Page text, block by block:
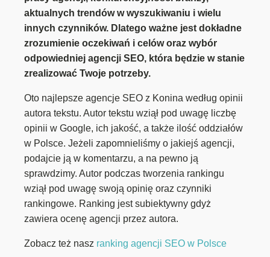
aktualnych trendów w wyszukiwaniu i wielu
innych czynników. Dlatego ważne jest dokładne
zrozumienie oczekiwań i celów oraz wybór
odpowiedniej agencji SEO, która będzie w stanie
zrealizować Twoje potrzeby.
Oto najlepsze agencje SEO z Konina według opinii
autora tekstu. Autor tekstu wziął pod uwagę liczbę
opinii w Google, ich jakość, a także ilość oddziałów
w Polsce. Jeżeli zapomnieliśmy o jakiejś agencji,
podajcie ją w komentarzu, a na pewno ją
sprawdzimy. Autor podczas tworzenia rankingu
wziął pod uwagę swoją opinię oraz czynniki
rankingowe. Ranking jest subiektywny gdyż
zawiera ocenę agencji przez autora.
Zobacz też nasz ranking agencji SEO w Polsce